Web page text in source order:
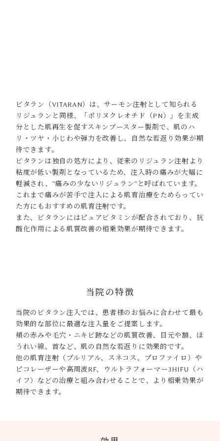
ビタラン（VITARAN）は、サーモン注射として知られる
リジュランと同様、「ポリヌクレオチド（PN）」を主成
分とした肌再生を促すスキンブースター製剤で、肌のハ
リ・ツヤ・小じわや弾力を改善し、自然な若返り効果が期
待できます。
ビタランは独自の処方により、従来のリジュラン注射より
粘度が低い製剤となっているため、注入時の痛みが大幅に
軽減され、”痛みの少ないリジュラン”と呼ばれています。
これまで痛みが苦手で注入による肌育治療をためらってい
た方にもおすすめの肌育注射です。
また、ビタランにはピュアビタミンが配合されており、抗
酸化作用による肌質改善の相乗効果が期待できます。
当院の特徴
当院のビタラン注入では、患者様のお悩みに合わせて最も
効果的な部位に最適な注入量をご提案します。
頬の赤みや毛穴・ニキビ跡などの肌質改善、目元や額、ほ
うれい線、首など、肌の自然な若返りに効果的です。
他の肌育注射（プルリアル、スネコス、プロファイロ）や
ピコレーザーや高周波RF、ウルトラフォーマー3HIFU（ハ
イフ）などの治療と組み合わせることで、より相乗効果が
期待できます。